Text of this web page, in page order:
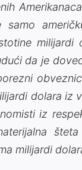
milijardi
da je
dolara iz
iz
milijardi